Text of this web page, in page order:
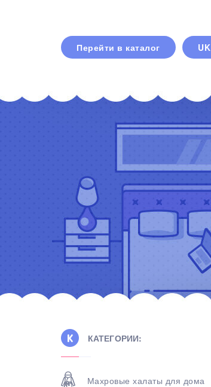
Перейти в каталог UK
КАТЕГОРИИ:
Махровые халаты для дома